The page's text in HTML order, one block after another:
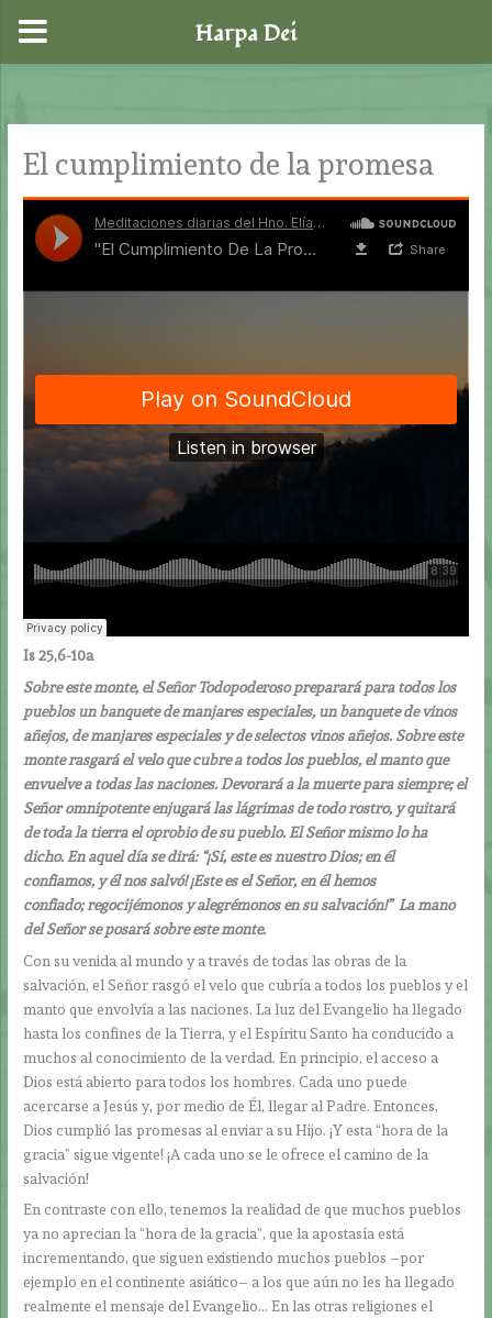
contenido
El cumplimiento de la promesa
Is 25,6-10a
Sobre este monte, el Señor Todopoderoso preparará para todos los
pueblos un banquete de manjares especiales, un banquete de vinos
añejos, de manjares especiales y de selectos vinos añejos. Sobre este
monte rasgará el velo que cubre a todos los pueblos, el manto que
envuelve a todas las naciones. Devorará a la muerte para siempre; el
Señor omnipotente enjugará las lágrimas de todo rostro, y quitará
de toda la tierra el oprobio de su pueblo. El Señor mismo lo ha
dicho. En aquel día se dirá: “¡Sí, este es nuestro Dios; en él
confiamos, y él nos salvó! ¡Este es el Señor, en él hemos
confiado; regocijémonos y alegrémonos en su salvación!” La mano
del Señor se posará sobre este monte.
Con su venida al mundo y a través de todas las obras de la
salvación, el Señor rasgó el velo que cubría a todos los pueblos y el
manto que envolvía a las naciones. La luz del Evangelio ha llegado
hasta los confines de la Tierra, y el Espíritu Santo ha conducido a
muchos al conocimiento de la verdad. En principio, el acceso a
Dios está abierto para todos los hombres. Cada uno puede
acercarse a Jesús y, por medio de Él, llegar al Padre. Entonces,
Dios cumplió las promesas al enviar a su Hijo. ¡Y esta “hora de la
gracia” sigue vigente! ¡A cada uno se le ofrece el camino de la
salvación!
En contraste con ello, tenemos la realidad de que muchos pueblos
ya no aprecian la “hora de la gracia”, que la apostasía está
incrementando, que siguen existiendo muchos pueblos –por
ejemplo en el continente asiático– a los que aún no les ha llegado
realmente el mensaje del Evangelio… En las otras religiones el
Harpa Dei